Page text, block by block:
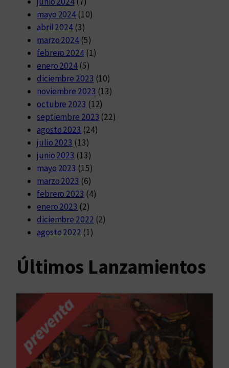
mayo 2024 (10)
abril 2024 (3)
marzo 2024 (5)
febrero 2024(1)
enero 2024 (5)
diciembre 2023 (10)
noviembre 2023 (13)
octubre 2023 (12)
septiembre 2023 (22)
agosto 2023 (24)
julio 2023 (13)
junio 2023 (13)
mayo 2023 (15)
marzo 2023 (6)
febrero 2023 (4)
enero 2023 (2)
diciembre 2022 (2)
agosto 2022 (1)
Últimos Lanzamientos